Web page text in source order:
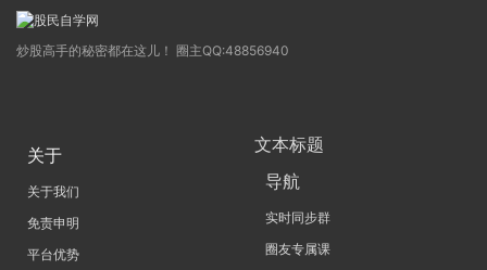
炒股高手的秘密都在这儿！ 圈主QQ:48856940
关于
关于我们
免责申明
平台优势
文本标题
导航
实时同步群
圈友专属课